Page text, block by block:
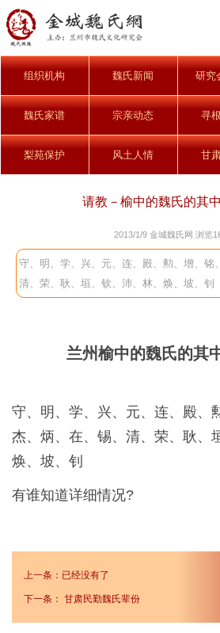
组织机构 魏氏新闻 研究
魏氏家谱 宗亲动态 寻
梨苑保护 风土人情 甘
请教－榆中的魏氏的其
2013/1/9 金城魏氏网 浏览
守、明、学、兴、元、连、殿、勲、增、铭
清、荣、耿、垣、钦、沛、林、焕、坡、钊
兰州榆中的魏氏的其
守、明、学、兴、元、连、殿、
杰、炳、在、锡、清、荣、耿、
焕、坡、钊
有谁知道详细情况?
上一条：已经没有了
下一条： 甘肃民勤魏氏辈份